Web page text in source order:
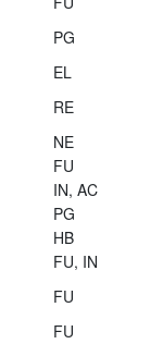
PG
EL
RE
NE
FU
IN, AC
PG
HB
FU, IN
FU
FU